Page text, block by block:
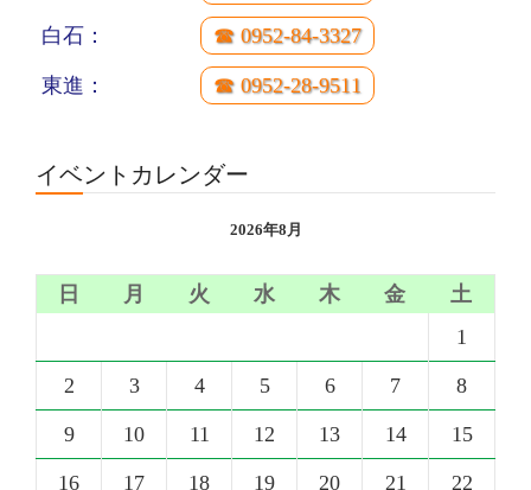
白石： ☎ 0952-84-3327
東進： ☎ 0952-28-9511
イベントカレンダー
2026年8月
日 月 火 水 木 金
土
1
2 3 4 5 6 7 8
9 10 11 12 13 14 15
16 17 18 19 20 21 22